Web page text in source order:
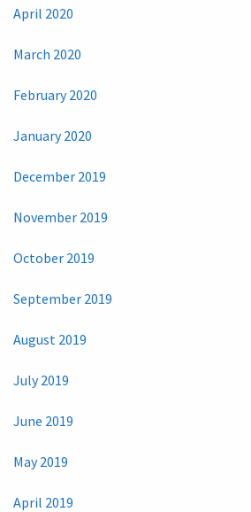
April 2020
March 2020
February 2020
January 2020
December 2019
November 2019
October 2019
September 2019
August 2019
July 2019
June 2019
May 2019
April 2019